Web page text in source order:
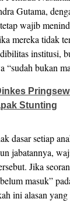
Gutama,
wajib
mereka tidak
institusi,
“sudah bukan
Stunting
dasar setiap
jabatannya,
Jika
masuk”
ini alasan